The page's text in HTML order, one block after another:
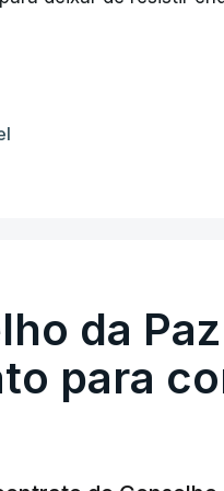
da
para